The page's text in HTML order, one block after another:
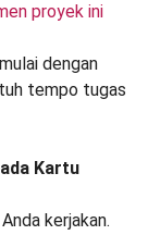
proyek ini
dengan
tempo tugas
Kartu
kerjakan.